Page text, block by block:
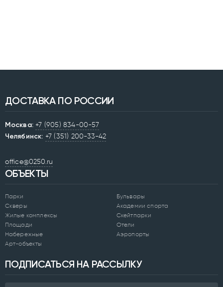
ДОСТАВКА ПО РОССИИ
Москва: +7 (905) 834-00-57
Челябинск: +7 (351) 200-33-42
office@0250.ru
ОБЪЕКТЫ
Парки
Скверы
Жилые комплексы
Площади
Набережные
Арт-объекты
Бульвары
Академии спорта
Скейтпарки
Отели
Аэропорты
ПОДПИСАТЬСЯ НА РАССЫЛКУ